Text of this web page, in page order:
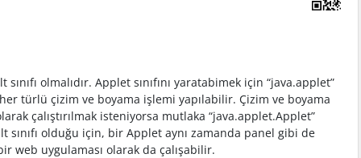
olmalıdır. Applet sınıfını yaratabimek için “java.applet”
türlü çizim ve boyama işlemi yapılabilir. Çizim ve boyama
çalıştırılmak isteniyorsa mutlaka “java.applet.Applet”
alt sınıfı olduğu için, bir Applet aynı zamanda panel gibi de
web uygulaması olarak da çalışabilir.